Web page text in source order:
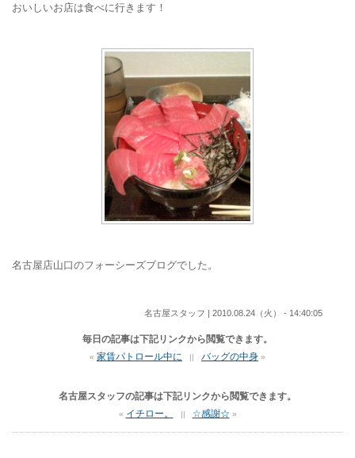
おいしいお店は食べに行きます！
名古屋店山口のフォーシーズブログでした。
名古屋スタッフ | 2010.08.24（火） - 14:40:05
毎日の記事は下記リンクから閲覧できます。
« 家賃パトロール中に || バッグの中身 »
名古屋スタッフの記事は下記リンクから閲覧できます。
« イチロー。 || ☆感謝☆ »